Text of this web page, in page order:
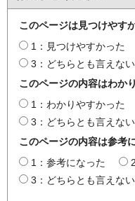
このページは見つけやす
1：見つけやすかった
3：どちらとも言えない
このページの内容はわか
1：わかりやすかった
3：どちらとも言えない
このページの内容は参考
1：参考になった
3：どちらとも言えない